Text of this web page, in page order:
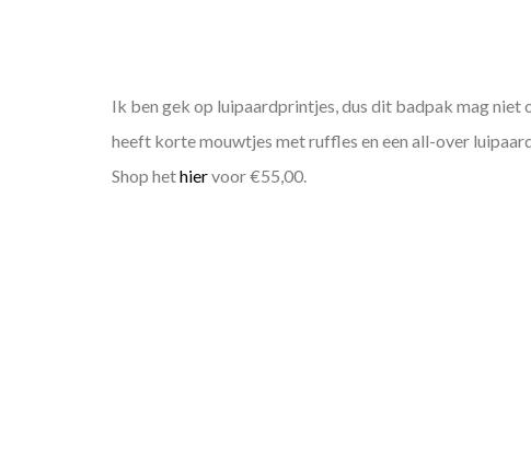
Ik ben gek op luipaardprintjes, dus dit badpak mag
heeft korte mouwtjes met ruffles en een all-over
Shop hethiervoor €55,00.